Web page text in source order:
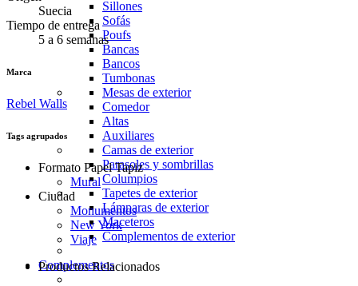
Sillones
Sofás
Poufs
Bancas
Bancos
Tumbonas
Mesas de exterior
Comedor
Altas
Auxiliares
Camas de exterior
Parasoles y sombrillas
Columpios
Tapetes de exterior
Lámparas de exterior
Maceteros
Complementos de exterior
Complementos
Suecia
Tiempo de entrega
5 a 6 semanas
Marca
Rebel Walls
Tags agrupados
Formato Papel Tapiz
Mural
Ciudad
Monumentos
New York
Viaje
Productos Relacionados